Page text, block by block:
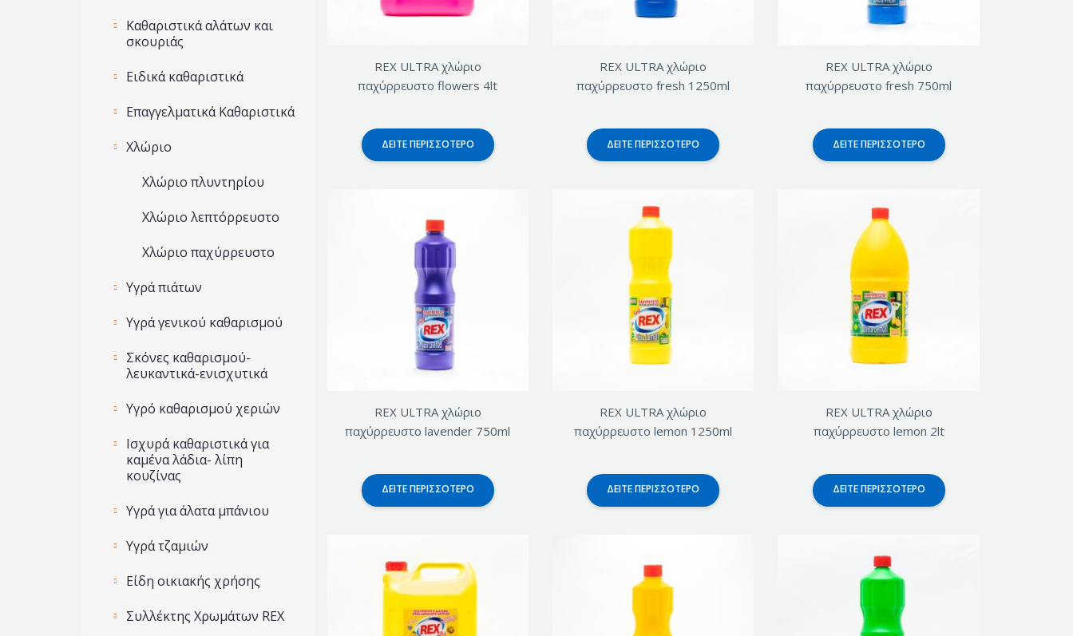
Καθαριστικά αλάτων και
σκουριάς
Ειδικά καθαριστικά
Επαγγελματικά Καθαριστικά
Χλώριο
Χλώριο πλυντηρίου
Χλώριο λεπτόρρευστο
Χλώριο παχύρρευστο
Υγρά πιάτων
Υγρά γενικού καθαρισμού
Σκόνες καθαρισμού-
λευκαντικά-ενισχυτικά
Υγρό καθαρισμού χεριών
Ισχυρά καθαριστικά για
καμένα λάδια- λίπη
κουζίνας
Yγρά για άλατα μπάνιου
Yγρά τζαμιών
Είδη οικιακής χρήσης
Συλλέκτης Χρωμάτων REX
REX ULTRA χλώριο
παχύρρευστο flowers 4lt
ΔΕΊΤΕ ΠΕΡΙΣΣΌΤΕΡΟ
REX ULTRA χλώριο
παχύρρευστο fresh 1250ml
ΔΕΊΤΕ ΠΕΡΙΣΣΌΤΕΡΟ
REX ULTRA χλώριο
παχύρρευστο fresh 750ml
ΔΕΊΤΕ ΠΕΡΙΣΣΌΤΕΡΟ
REX ULTRA χλώριο
παχύρρευστο lavender 750ml
ΔΕΊΤΕ ΠΕΡΙΣΣΌΤΕΡΟ
REX ULTRA χλώριο
παχύρρευστο lemon 1250ml
ΔΕΊΤΕ ΠΕΡΙΣΣΌΤΕΡΟ
REX ULTRA χλώριο
παχύρρευστο lemon 2lt
ΔΕΊΤΕ ΠΕΡΙΣΣΌΤΕΡΟ